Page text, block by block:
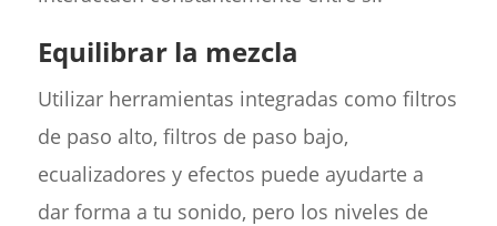
Equilibrar la mezcla
Utilizar herramientas integradas como filtros
de paso alto, filtros de paso bajo,
ecualizadores y efectos puede ayudarte a
dar forma a tu sonido, pero los niveles de